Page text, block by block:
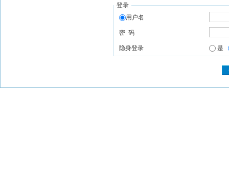
登录
用户名
密 码
隐身登录 是